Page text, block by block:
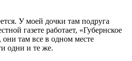
У моей дочки там подруга
газете работает, «Губернское
они там все в одном месте
одни и те же.